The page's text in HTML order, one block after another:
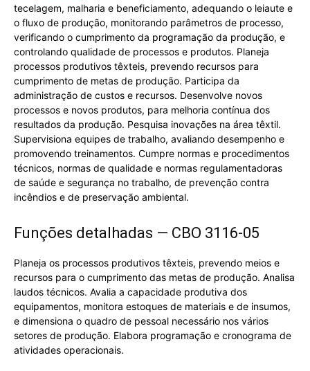
tecelagem, malharia e beneficiamento, adequando o leiaute e
o fluxo de produção, monitorando parâmetros de processo,
verificando o cumprimento da programação da produção, e
controlando qualidade de processos e produtos. Planeja
processos produtivos têxteis, prevendo recursos para
cumprimento de metas de produção. Participa da
administração de custos e recursos. Desenvolve novos
processos e novos produtos, para melhoria contínua dos
resultados da produção. Pesquisa inovações na área têxtil.
Supervisiona equipes de trabalho, avaliando desempenho e
promovendo treinamentos. Cumpre normas e procedimentos
técnicos, normas de qualidade e normas regulamentadoras
de saúde e segurança no trabalho, de prevenção contra
incêndios e de preservação ambiental.
Funções detalhadas — CBO 3116-05
Planeja os processos produtivos têxteis, prevendo meios e
recursos para o cumprimento das metas de produção. Analisa
laudos técnicos. Avalia a capacidade produtiva dos
equipamentos, monitora estoques de materiais e de insumos,
e dimensiona o quadro de pessoal necessário nos vários
setores de produção. Elabora programação e cronograma de
atividades operacionais.